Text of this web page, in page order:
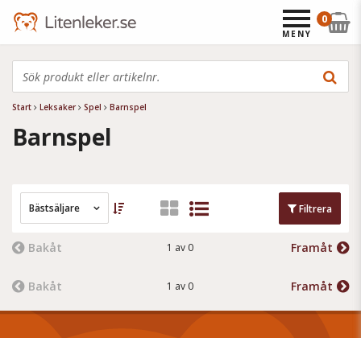
Start Leksaker Spel Barnspel
Barnspel
Bästsäljare Filtrera
Bakåt 1 av 0 Framåt
Bakåt 1 av 0 Framåt
0
MENY